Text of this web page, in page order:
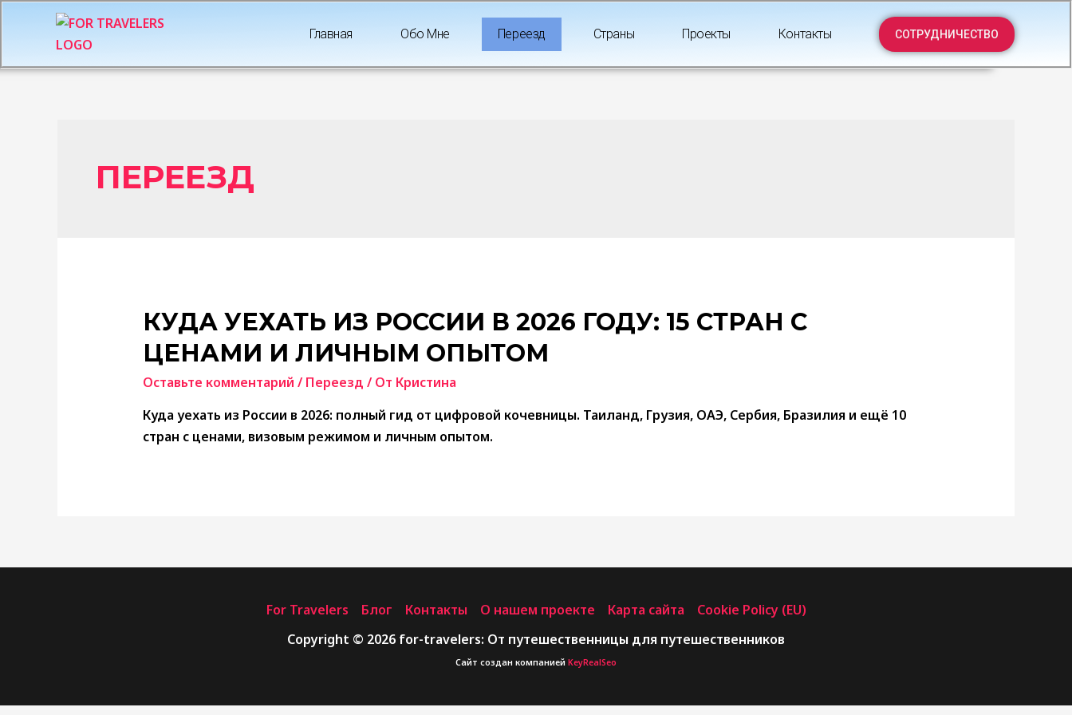
Главная Обо Мне Переезд Страны Проекты Контакты СОТРУДНИЧЕСТВО
ПЕРЕЕЗД
КУДА УЕХАТЬ ИЗ РОССИИ В 2026 ГОДУ: 15 СТРАН С
ЦЕНАМИ И ЛИЧНЫМ ОПЫТОМ
Оставьте комментарий / Переезд / От Кристина
Куда уехать из России в 2026: полный гид от цифровой кочевницы. Таиланд, Грузия, ОАЭ, Сербия, Бразилия и ещё 10
стран с ценами, визовым режимом и личным опытом.
For Travelers Блог Контакты О нашем проекте Карта сайта
Cookie Policy (EU)
Copyright © 2026 for-travelers: От путешественницы для путешественников
Сайт создан компанией KeyRealSeo